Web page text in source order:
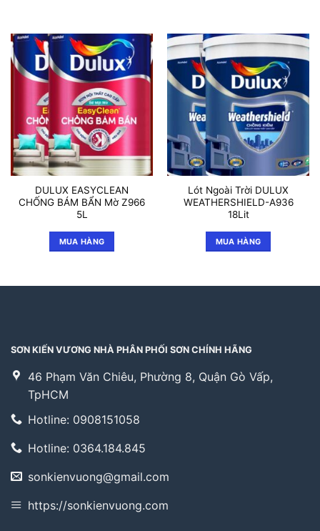
DULUX EASYCLEAN
CHỐNG BÁM BẨN Mờ Z966
5L
MUA HÀNG
Lót Ngoài Trời DULUX
WEATHERSHIELD-A936
18Lit
MUA HÀNG
SƠN KIẾN VƯƠNG NHÀ PHÂN PHỐI SƠN CHÍNH HÃNG
46 Phạm Văn Chiêu, Phường 8, Quận Gò Vấp,
TpHCM
Hotline: 0908151058
Hotline: 0364.184.845
sonkienvuong@gmail.com
https://sonkienvuong.com